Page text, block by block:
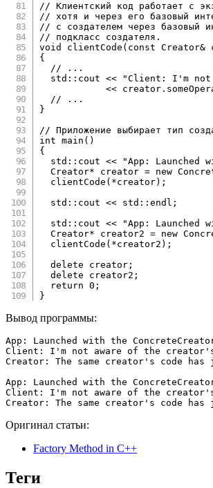
// Клиентский код работает с
// хотя и через его базовый
// с создателем через базовый
// подкласс создателя.
void
clientCode ( const Creator&
{
// ...
  std
:: cout <<
"Client: I'm
<< creator .
// ...
}
// Приложение выбирает тип
int
main ( )
{
  std
:: cout <<
"App: Launched
  Creator
* creator = new
clientCode ( *creator) ;
  std
:: cout << std ::endl ;
  std
:: cout <<
"App: Launched
  Creator
* creator2 = new
clientCode ( *creator2 ) ;
delete creator ;
delete creator2 ;
return
0 ;
}
Вывод программы:
App: Launched with the
Client: I'm not aware of the
Creator: The same creator's code
App: Launched with the
Client: I'm not aware of the
Creator: The same creator's code
Оригинал статьи:
Factory Method in C++
Теги